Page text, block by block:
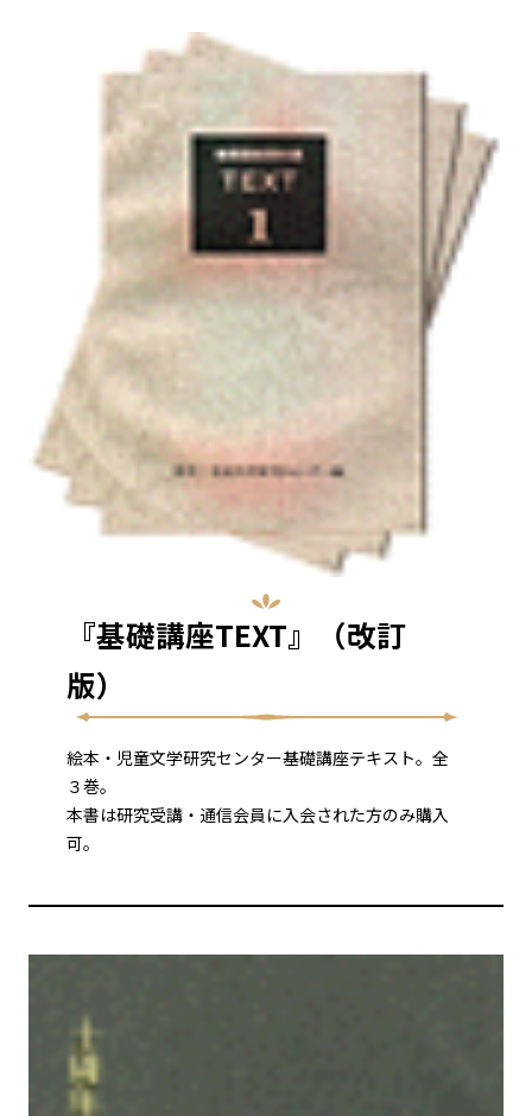
『基礎講座TEXT』（改訂
版）
絵本・児童文学研究センター基礎講座テキスト。全
３巻。
本書は研究受講・通信会員に入会された方のみ購入
可。